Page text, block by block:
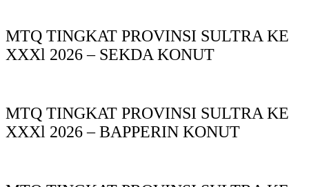
MTQ TINGKAT PROVINSI SULTRA KE
XXXl 2026 – SEKDA KONUT
MTQ TINGKAT PROVINSI SULTRA KE
XXXl 2026 – BAPPERIN KONUT